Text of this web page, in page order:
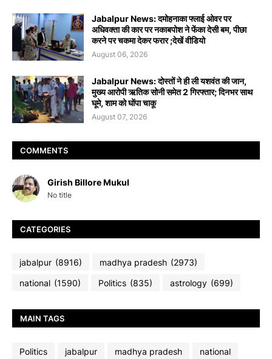
Jabalpur News: दमोहनाका फ्लाई ओवर पर
अधिवक्ता की कार पर नकाबपोश ने फेंका देसी बम, पीछा
करने पर चकमा देकर फरार ;देखें वीडियो
August 06, 2026
Jabalpur News: दोस्तों ने ही ली यशवंत की जान,
मुख्य आरोपी ऋतिक सोनी समेत 2 गिरफ्तार; दिनभर साथ
घूमे, शाम को घोंपा चाकू
August 07, 2026
COMMENTS
Girish Billore Mukul
No title
CATEGORIES
jabalpur (8916) madhya pradesh (2973)
national (1590) Politics (835) astrology (699)
MAIN TAGS
Politics jabalpur madhya pradesh national